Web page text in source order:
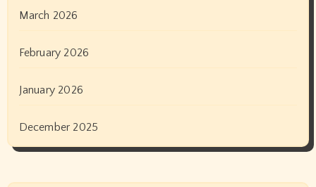
March 2026
February 2026
January 2026
December 2025